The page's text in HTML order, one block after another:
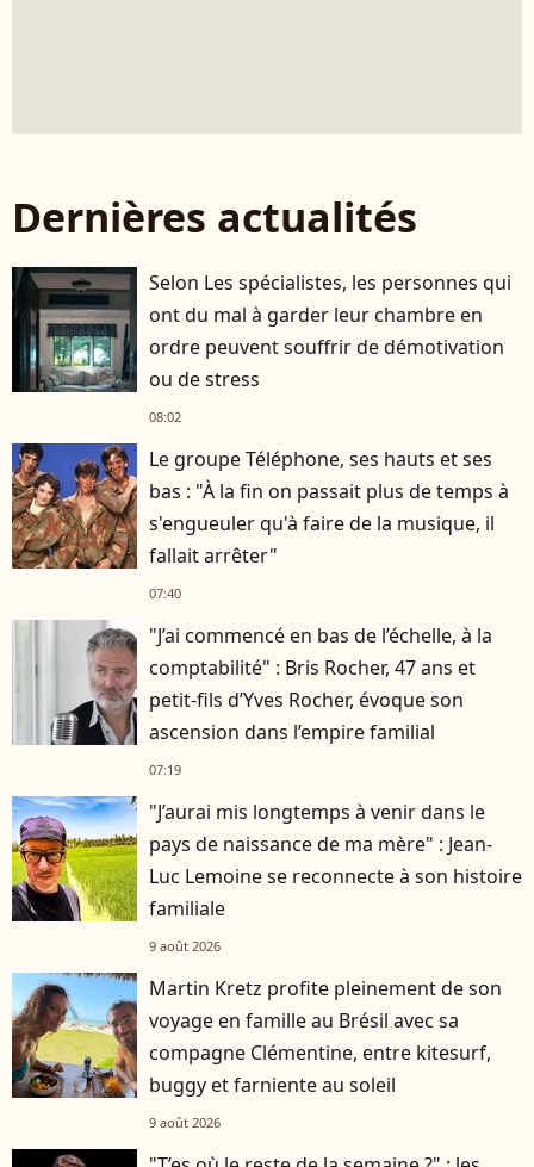
Dernières actualités
Selon Les spécialistes, les personnes qui
ont du mal à garder leur chambre en
ordre peuvent souffrir de démotivation
ou de stress
08:02
Le groupe Téléphone, ses hauts et ses
bas : "À la fin on passait plus de temps à
s'engueuler qu'à faire de la musique, il
fallait arrêter"
07:40
"J’ai commencé en bas de l’échelle, à la
comptabilité" : Bris Rocher, 47 ans et
petit-fils d’Yves Rocher, évoque son
ascension dans l’empire familial
07:19
"J’aurai mis longtemps à venir dans le
pays de naissance de ma mère" : Jean-
Luc Lemoine se reconnecte à son histoire
familiale
9 août 2026
Martin Kretz profite pleinement de son
voyage en famille au Brésil avec sa
compagne Clémentine, entre kitesurf,
buggy et farniente au soleil
9 août 2026